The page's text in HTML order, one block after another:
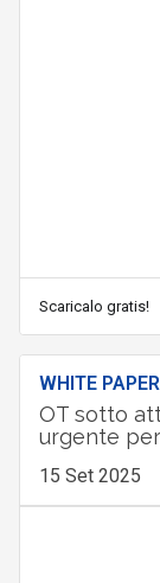
Scaricalo gratis!
WHITE PAPER
OT sotto
urgente
15 Set 2025